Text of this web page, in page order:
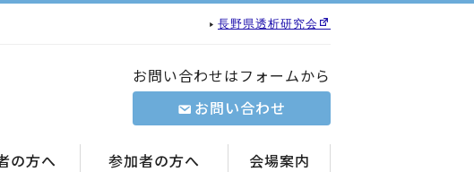
長野県透析研究会
お問い合わせはフォームから
お問い合わせ
の方へ 参加者の方へ 会場案内